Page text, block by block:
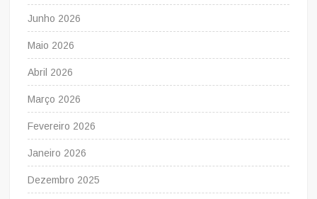
Junho 2026
Maio 2026
Abril 2026
Março 2026
Fevereiro 2026
Janeiro 2026
Dezembro 2025